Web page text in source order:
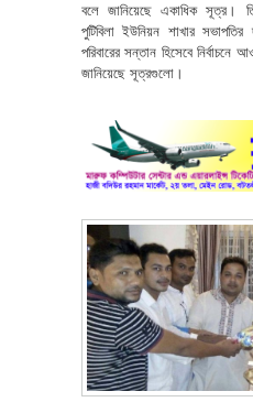
বলে জানিয়েছে একাধিক সূত্র।
পুটিবিলা ইউনিয়ন শাখার
পরিবারের সন্তান হিসেবে নির্বাচনে
জানিয়েছে সূত্রগুলো।